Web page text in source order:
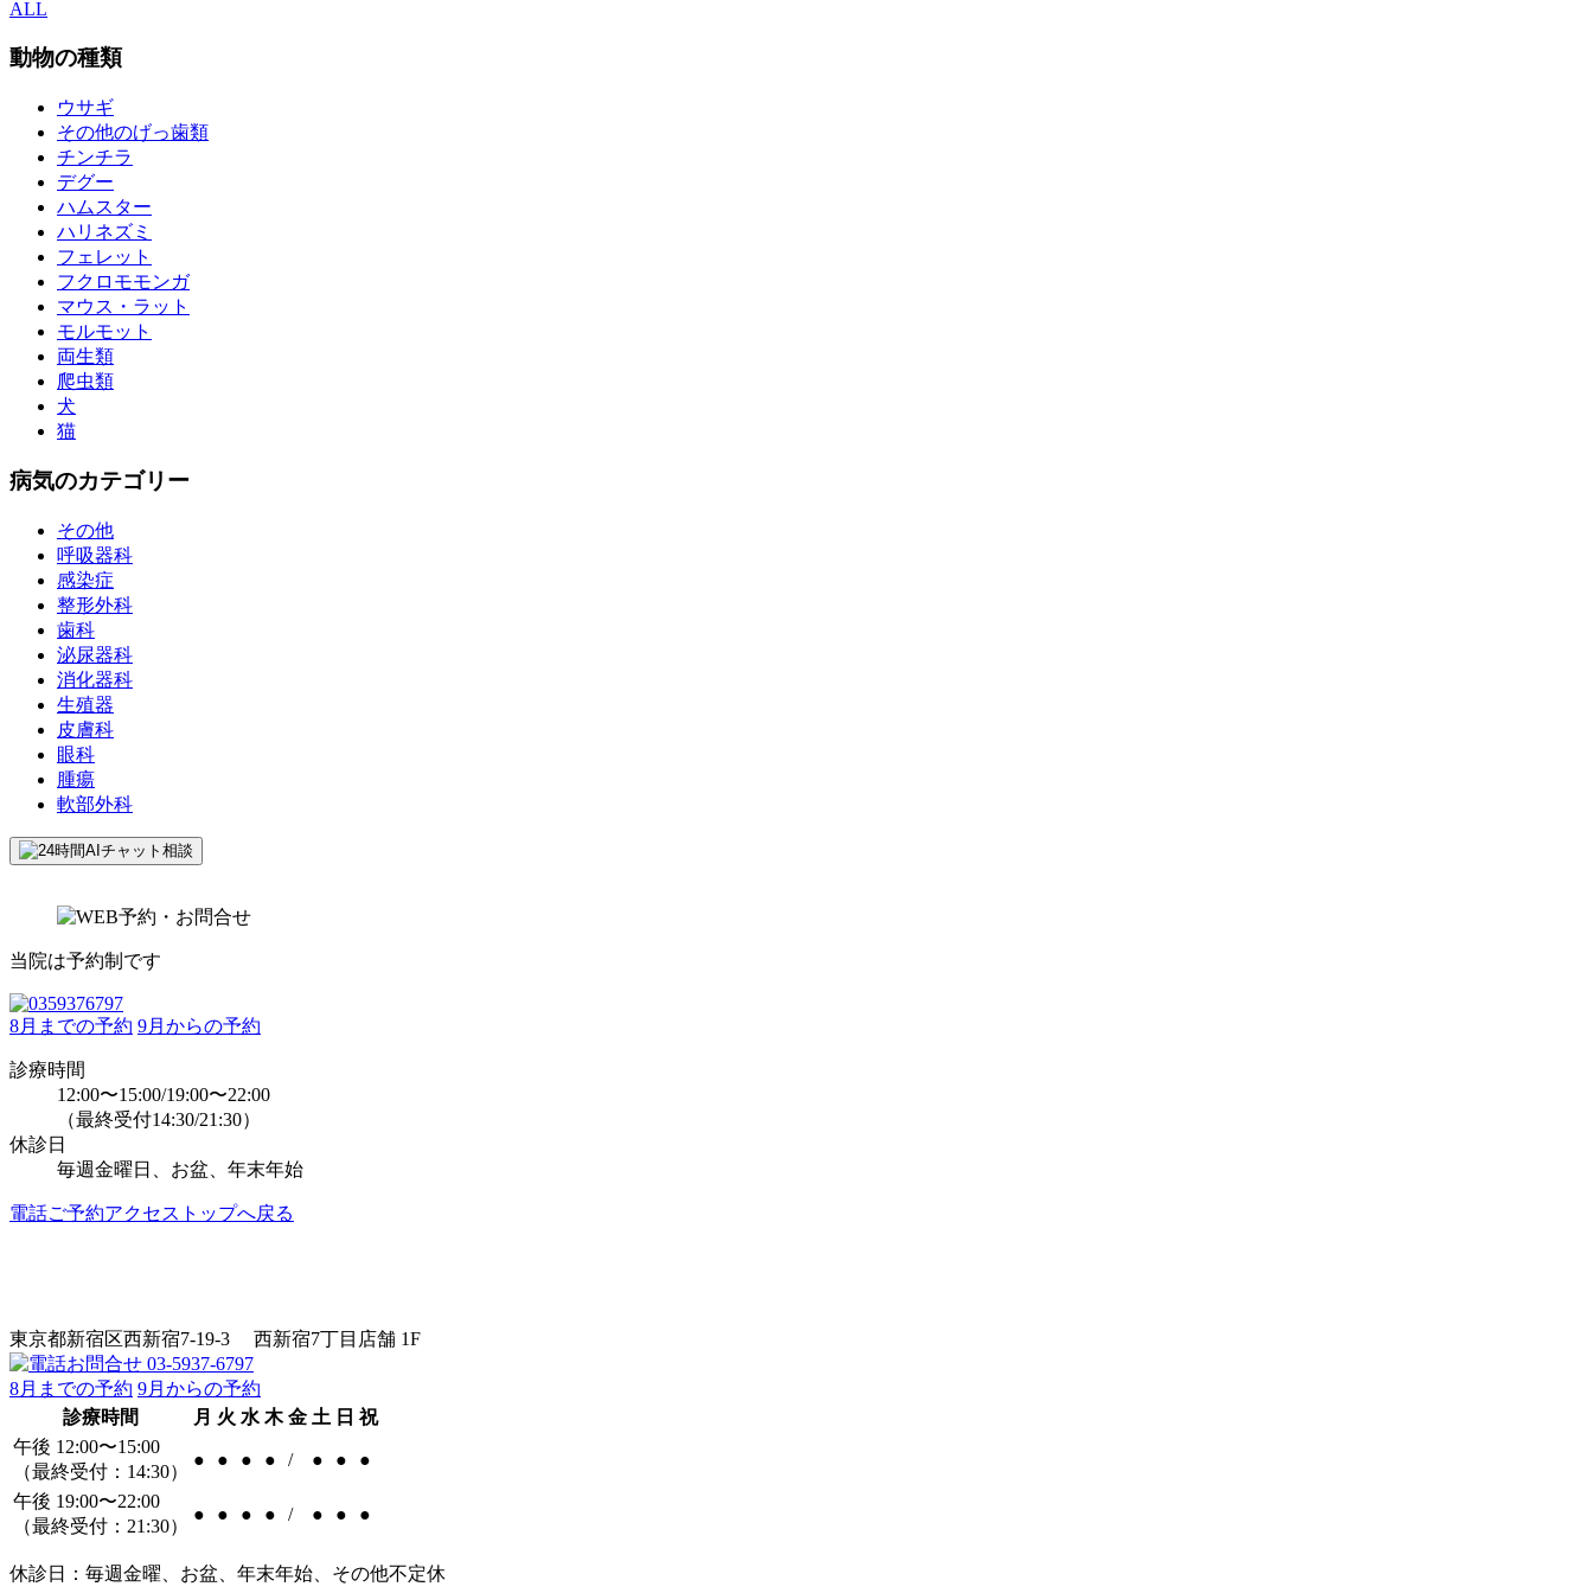
ALL
動物の種類
ウサギ
その他のげっ歯類
チンチラ
デグー
ハムスター
ハリネズミ
フェレット
フクロモモンガ
マウス・ラット
モルモット
両生類
爬虫類
犬
猫
病気のカテゴリー
その他
呼吸器科
感染症
整形外科
歯科
泌尿器科
消化器科
生殖器
皮膚科
眼科
腫瘍
軟部外科
当院は予約制です
8月までの予約 9月からの予約
診療時間
12:00〜15:00/19:00〜22:00
（最終受付14:30/21:30）
休診日
毎週金曜日、お盆、年末年始
電話ご予約アクセス トップへ戻る
東京都新宿区西新宿7-19-3 西新宿7丁目店舗 1F
8月までの予約 9月からの予約
診療時間
月 火 水 木 金 土 日 祝
午後 12:00〜15:00
（最終受付：14:30）
● ● ● ● / ● ● ●
午後 19:00〜22:00
（最終受付：21:30）
● ● ● ● / ● ● ●
休診日：毎週金曜、お盆、年末年始、その他不定休